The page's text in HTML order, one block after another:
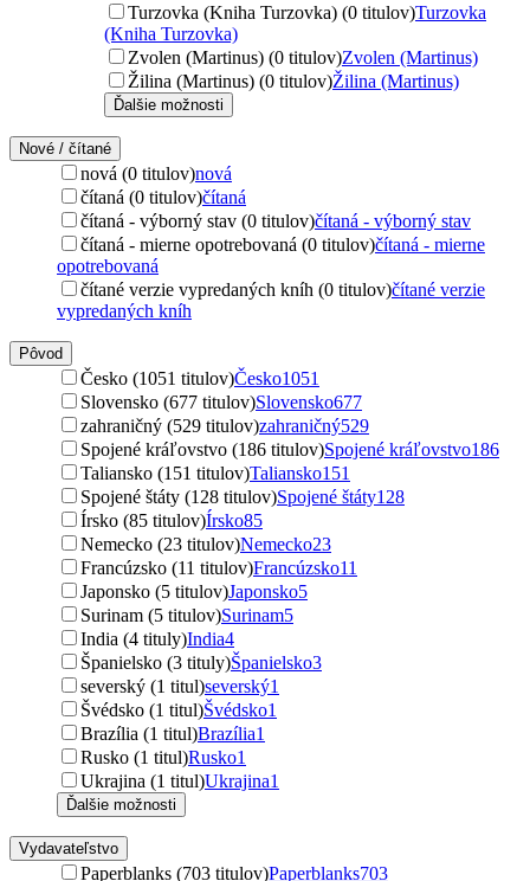
Turzovka (Kniha Turzovka) (0 titulov)Turzovka
(Kniha Turzovka)
Zvolen (Martinus) (0 titulov)Zvolen (Martinus)
Žilina (Martinus) (0 titulov)Žilina (Martinus)
Ďalšie možnosti
Nové / čítané
nová (0 titulov)nová
čítaná (0 titulov)čítaná
čítaná - výborný stav (0 titulov)čítaná - výborný stav
čítaná - mierne opotrebovaná (0 titulov)čítaná - mierne
opotrebovaná
čítané verzie vypredaných kníh (0 titulov)čítané verzie
vypredaných kníh
Pôvod
Česko (1051 titulov)Česko1051
Slovensko (677 titulov)Slovensko677
zahraničný (529 titulov)zahraničný529
Spojené kráľovstvo (186 titulov)Spojené kráľovstvo186
Taliansko (151 titulov)Taliansko151
Spojené štáty (128 titulov)Spojené štáty128
Írsko (85 titulov)Írsko85
Nemecko (23 titulov)Nemecko23
Francúzsko (11 titulov)Francúzsko11
Japonsko (5 titulov)Japonsko5
Surinam (5 titulov)Surinam5
India (4 tituly)India4
Španielsko (3 tituly)Španielsko3
severský (1 titul)severský1
Švédsko (1 titul)Švédsko1
Brazília (1 titul)Brazília1
Rusko (1 titul)Rusko1
Ukrajina (1 titul)Ukrajina1
Ďalšie možnosti
Vydavateľstvo
Paperblanks (703 titulov)Paperblanks703